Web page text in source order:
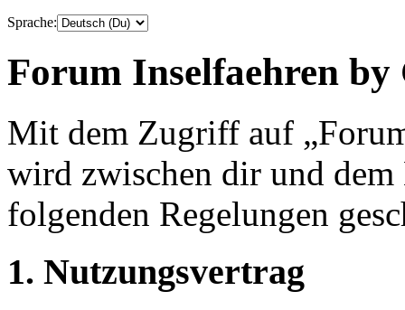
Sprache:
Forum Inselfaehren
Mit dem Zugriff auf
wird zwischen dir und
folgenden Regelungen
1. Nutzungsvertrag